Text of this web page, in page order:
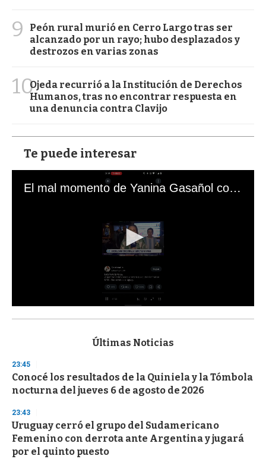
9
Peón rural murió en Cerro Largo tras ser
alcanzado por un rayo; hubo desplazados y
destrozos en varias zonas
10Ojeda recurrió a la Institución de Derechos
Humanos, tras no encontrar respuesta en
una denuncia contra Clavijo
Te puede interesar
El mal momento de Yanina Gasañol con un hincha argentino en "Subrayado"
s
d
s
o
f
3
s
e
c
o
Últimas Noticias
23:45
Conocé los resultados de la Quiniela y la Tómbola
nocturna del jueves 6 de agosto de 2026
23:43
Uruguay cerró el grupo del Sudamericano
Femenino con derrota ante Argentina y jugará
por el quinto puesto